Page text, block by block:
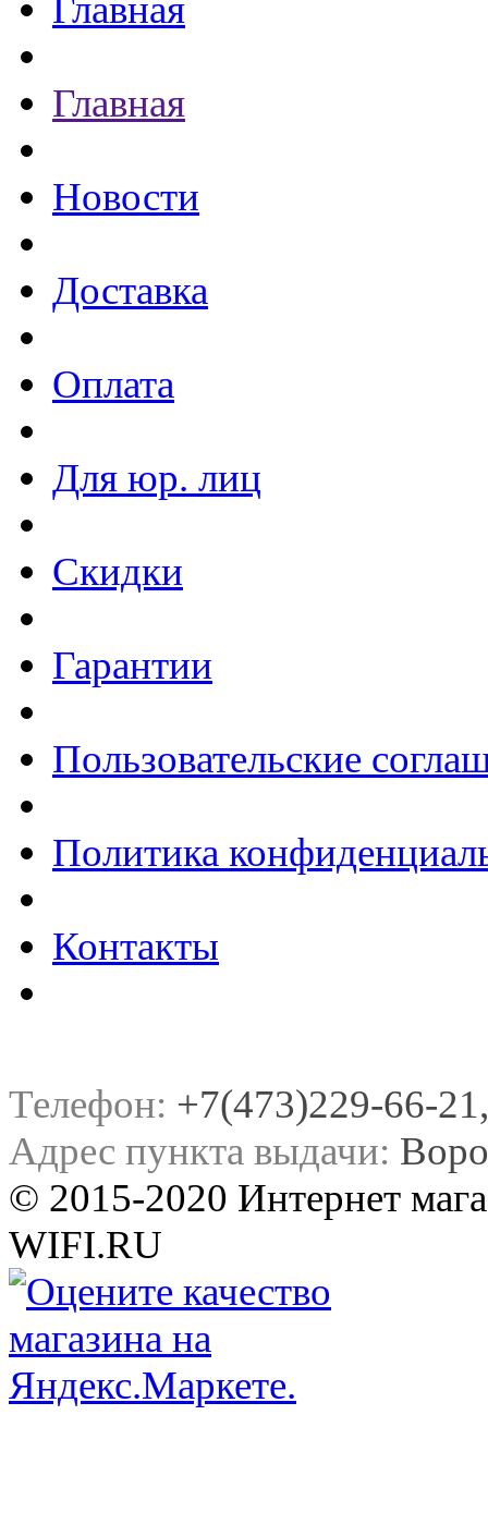
Главная
Главная
Новости
Доставка
Оплата
Для юр. лиц
Скидки
Гарантии
Пользовательские
Политика
Контакты
Телефон: +7(473)229-66-
Адрес пункта выдачи:
© 2015-2020 Интернет
WIFI.RU